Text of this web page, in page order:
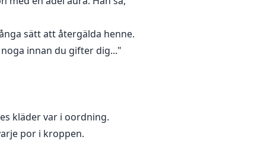
sätt att återgälda henne.
innan du gifter dig..."
kläder var i oordning.
por i kroppen.